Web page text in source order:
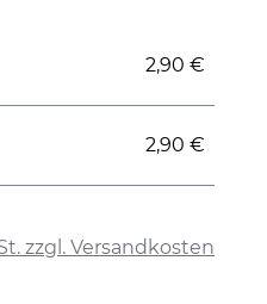
zzgl. Versandkosten
2,90 €
2,90 €